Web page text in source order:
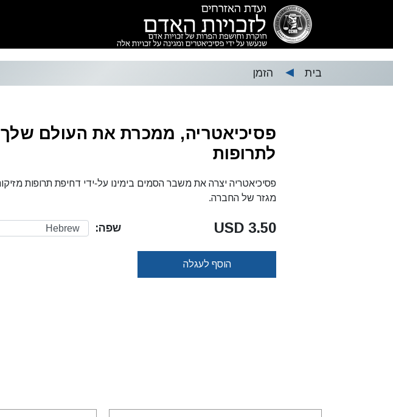
בית ▶ הזמן
פסיכיאטריה, ממכרת את העולם שלך
לתרופות
פסיכיאטריה יצרה את משבר הסמים בימינו על-ידי דחיפת תרופות
מגזר של החברה.
3.50 USD שפה:
הוסף לעגלה